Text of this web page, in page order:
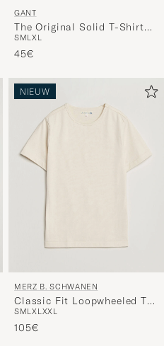
GANT
The Original Solid T-Shirt
Black
SMLXL
45€
NIEUW
MERZ B. SCHWANEN
Classic Fit Loopwheeled T-
Shirt Nature
SMLXLXXL
105€